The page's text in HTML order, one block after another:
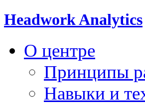
Headwork Analytics
О центре
Принципы
Навыки и